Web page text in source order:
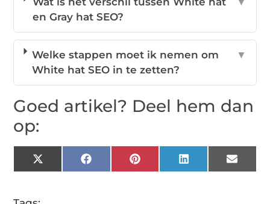
en Gray hat SEO?
Welke stappen moet ik nemen om
White hat SEO in te zetten?
▼
Goed artikel? Deel hem dan
op:
X
(Twitter)
FacebookPinterestLinkedIn Email